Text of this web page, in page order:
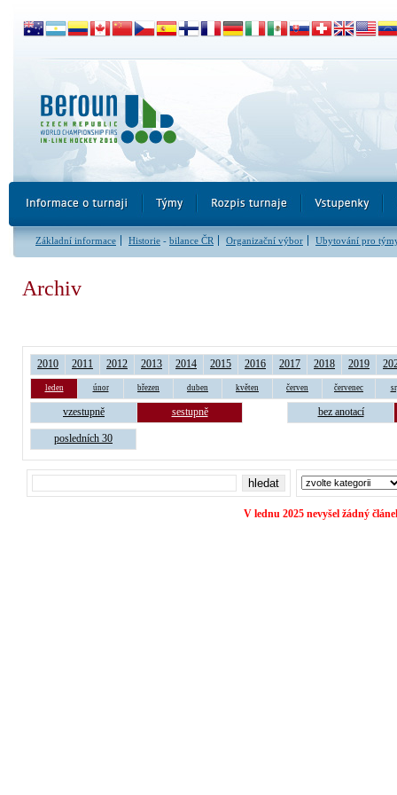
Základní informace Historie - bilance ČR Organizační výbor Ubytování pro
Archiv
2010 2011 2012 2013 2014 2015 2016 2017 2018 2019
leden únor březen duben květen červen červenec
vzestupně sestupně bez anotací
posledních 30
V lednu 2025 nevyšel žádný